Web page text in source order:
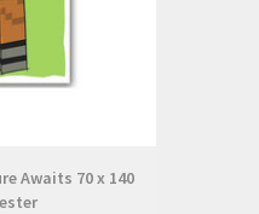
Awaits 70 x 140